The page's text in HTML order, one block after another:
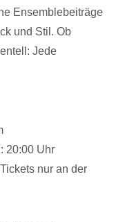
Ensemblebeiträge
und Stil. Ob
Jede
20:00 Uhr
nur an der